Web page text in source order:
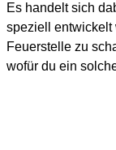
Es handelt sich
speziell entwickelt
Feuerstelle zu
wofür du ein